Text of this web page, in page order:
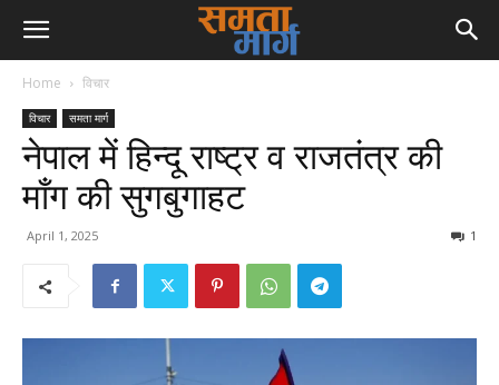
Home विचार
विचार समता मार्ग
नेपाल में हिन्दू राष्ट्र व राजतंत्र की
माँग की सुगबुगाहट
April 1, 2025 1